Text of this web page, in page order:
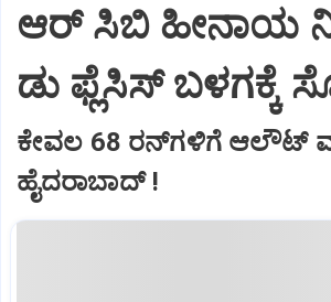
ಆರ್ ಸಿಬಿ ಹೀನಾಯ
ಡು ಫ್ಲೆಸಿಸ್ ಬಳಗಕ್ಕೆ
ಕೇವಲ 68 ರನ್‌ಗಳಿಗೆ ಆಲೌಟ್
ಹೈದರಾಬಾದ್ !